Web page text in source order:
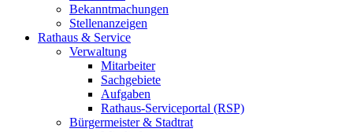
Bekanntmachungen
Stellenanzeigen
Rathaus & Service
Verwaltung
Mitarbeiter
Sachgebiete
Aufgaben
Rathaus-Serviceportal (RSP)
Bürgermeister & Stadtrat